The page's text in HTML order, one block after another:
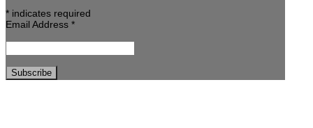
* indicates required
Email Address *